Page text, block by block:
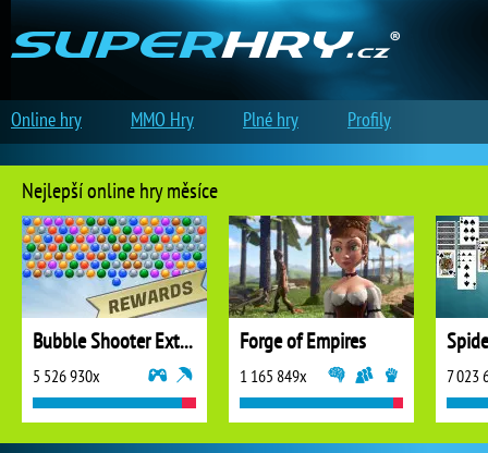
Nejlepší online hry měsíce
Bubble Shooter Extreme
5 526 930x
Forge of Empires
1 165 849x 7 023
Online hry MMO Hry Plné hry Profily